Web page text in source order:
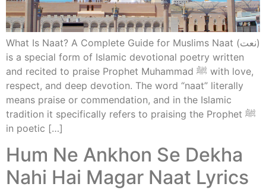
What Is Naat? A Complete Guide for Muslims Naat (نعت)
is a special form of Islamic devotional poetry written
and recited to praise Prophet Muhammad ﷺ with love,
respect, and deep devotion. The word “naat” literally
means praise or commendation, and in the Islamic
tradition it specifically refers to praising the Prophet ﷺ
in poetic […]
Hum Ne Ankhon Se Dekha
Nahi Hai Magar Naat Lyrics